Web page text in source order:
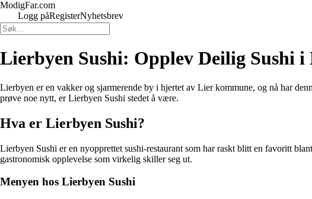
ModigFar.com
Logg påRegisterNyhetsbrev
Lierbyen Sushi: Opplev Deilig Sushi i
Lierbyen er en vakker og sjarmerende by i hjertet av Lier kommune, og nå har
prøve noe nytt, er Lierbyen Sushi stedet å være.
Hva er Lierbyen Sushi?
Lierbyen Sushi er en nyopprettet sushi-restaurant som har raskt blitt en favoritt
gastronomisk opplevelse som virkelig skiller seg ut.
Menyen hos Lierbyen Sushi